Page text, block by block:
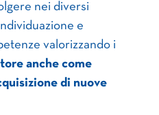
nei diversi
e
valorizzando i
anche come
di nuove